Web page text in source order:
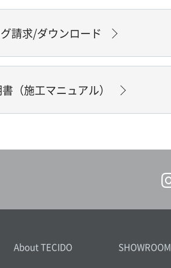
請求/ダウンロード
（施工マニュアル）
About TECIDO SHOWROOM